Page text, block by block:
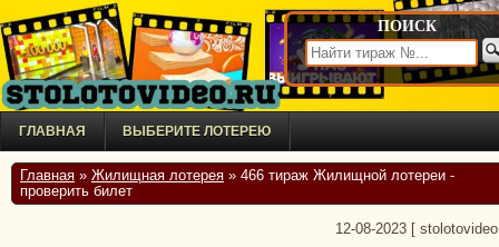
ПОИСК
ГЛАВНАЯ ВЫБЕРИТЕ ЛОТЕРЕЮ
Главная » Жилищная лотерея » 466 тираж Жилищной лотереи -
проверить билет
12-08-2023